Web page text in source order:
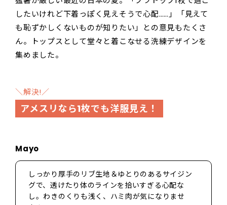
したいけれど下着っぽく見えそうで心配……」「見えて
も恥ずかしくないものが知りたい」との意見もたくさ
ん。トップスとして堂々と着こなせる洗練デザインを
集めました。
＼解決!／
アメスリなら1枚でも洋服見え！
Mayo
しっかり厚手のリブ生地＆ゆとりのあるサイジン
グで、透けたり体のラインを拾いすぎる心配な
し。わきのくりも浅く、ハミ肉が気になりませ